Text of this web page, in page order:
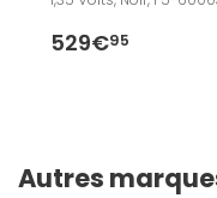
529€95
Autres